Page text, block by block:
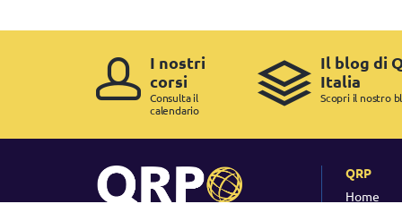
I nostri
corsi
Consulta il
calendario
Il blog di
Italia
Scopri il nostro
QRP
Home